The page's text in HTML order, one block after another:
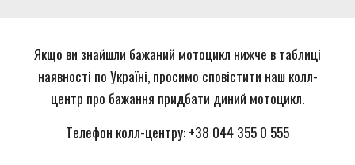
Якщо ви знайшли бажаний мотоцикл нижче в таблиці
наявності по Україні, просимо сповістити наш колл-
центр про бажання придбати диний мотоцикл.
Телефон колл-центру: +38 044 355 0 555